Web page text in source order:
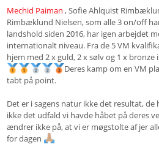
Mechid Paiman , Sofie Ahlquist
Rimbæklund Nielsen, som alle 3 on/off
landshold siden 2016, har igen arbejdet
internationalt niveau. Fra de 5 VM
hjem med 2 x guld, 2 x sølv og 1 x bronze
Deres kamp om en VM
tabt på point.
Det er i sagens natur ikke det resultat,
ikke det udfald vi havde håbet på deres
ændrer ikke på, at vi er møgstolte af jer
for dagen